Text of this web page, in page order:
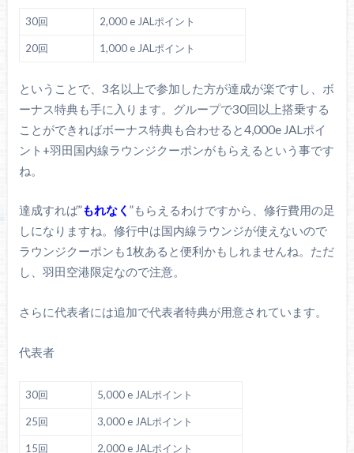
30回 2,000 e JALポイント
20回 1,000 e JALポイント
ということで、3名以上で参加した方が達成が楽ですし、ボ
ーナス特典も手に入ります。グループで30回以上搭乗する
ことができればボーナス特典も合わせると4,000e JALポイ
ント+羽田国内線ラウンジクーポンがもらえるという事です
ね。
達成すれば”もれなく ”もらえるわけですから、修行費用の足
しになりますね。修行中は国内線ラウンジが使えないので
ラウンジクーポンも1枚あると便利かもしれませんね。ただ
し、羽田空港限定なので注意。
さらに代表者には追加で代表者特典が用意されています。
代表者
30回 5,000 e JALポイント
25回 3,000 e JALポイント
15回 2,000 e JALポイント